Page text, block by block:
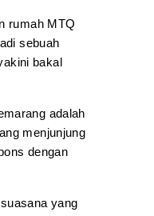
rumah MTQ
sebuah
bakal
adalah
menjunjung
dengan
yang